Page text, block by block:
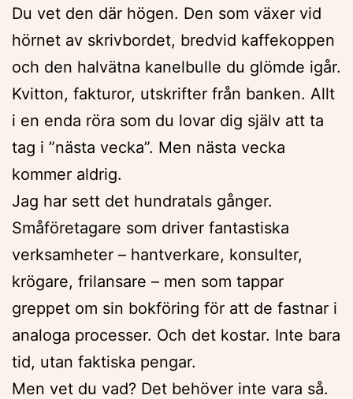
Du vet den där högen. Den som växer vid
hörnet av skrivbordet, bredvid kaffekoppen
och den halvätna kanelbulle du glömde igår.
Kvitton, fakturor, utskrifter från banken. Allt
i en enda röra som du lovar dig själv att ta
tag i ”nästa vecka”. Men nästa vecka
kommer aldrig.
Jag har sett det hundratals gånger.
Småföretagare som driver fantastiska
verksamheter – hantverkare, konsulter,
krögare, frilansare – men som tappar
greppet om sin bokföring för att de fastnar i
analoga processer. Och det kostar. Inte bara
tid, utan faktiska pengar.
Men vet du vad? Det behöver inte vara så.